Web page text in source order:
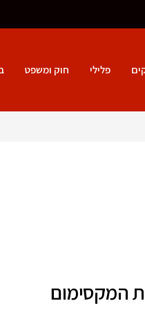
פלילי חוק ומשפט
המקסימום